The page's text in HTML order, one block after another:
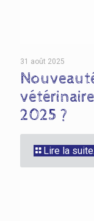
31 août 2025
2025 ?
Lire la